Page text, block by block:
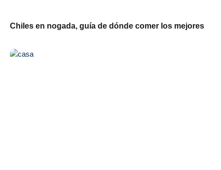
Chiles en nogada, guía de dónde comer los mejores